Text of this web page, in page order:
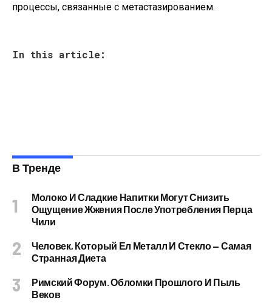
процессы, связанные с метастазированием.
In this article:
В Тренде
Молоко И Сладкие Напитки Могут Снизить
Ощущение Жжения После Употребления Перца
Чили
Человек, Который Ел Металл И Стекло — Самая
Странная Диета
Римский Форум. Обломки Прошлого И Пыль
Веков